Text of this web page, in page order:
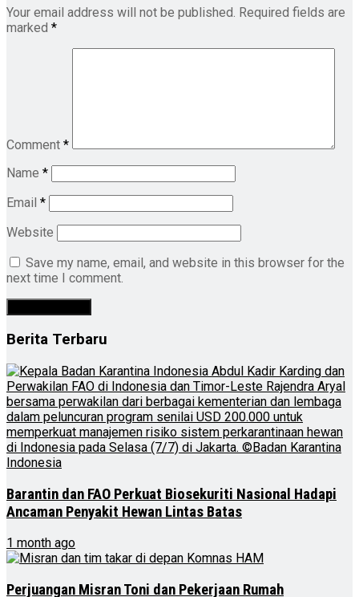
Your email address will not be published. Required fields are
marked *
Comment *
Name *
Email *
Website
Save my name, email, and website in this browser for the
next time I comment.
Berita Terbaru
Barantin dan FAO Perkuat Biosekuriti Nasional Hadapi
Ancaman Penyakit Hewan Lintas Batas
1 month ago
Perjuangan Misran Toni dan Pekerjaan Rumah